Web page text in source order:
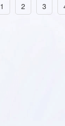
1 2 3